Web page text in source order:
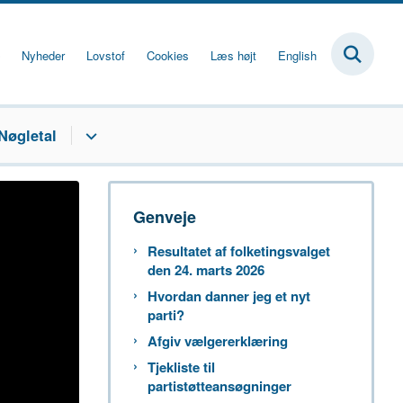
Nyheder Lovstof Cookies Læs højt English
Genveje
Resultatet af folketingsvalget
den 24. marts 2026
Hvordan danner jeg et nyt
parti?
Afgiv vælgererklæring
Tjekliste til
partistøtteansøgninger